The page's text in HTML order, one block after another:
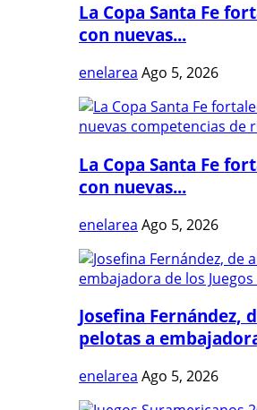
La Copa Santa Fe
con nuevas...
enelarea Ago 5, 2026
La Copa Santa Fe
con nuevas...
enelarea Ago 5, 2026
Josefina Fernández,
pelotas a
enelarea Ago 5, 2026